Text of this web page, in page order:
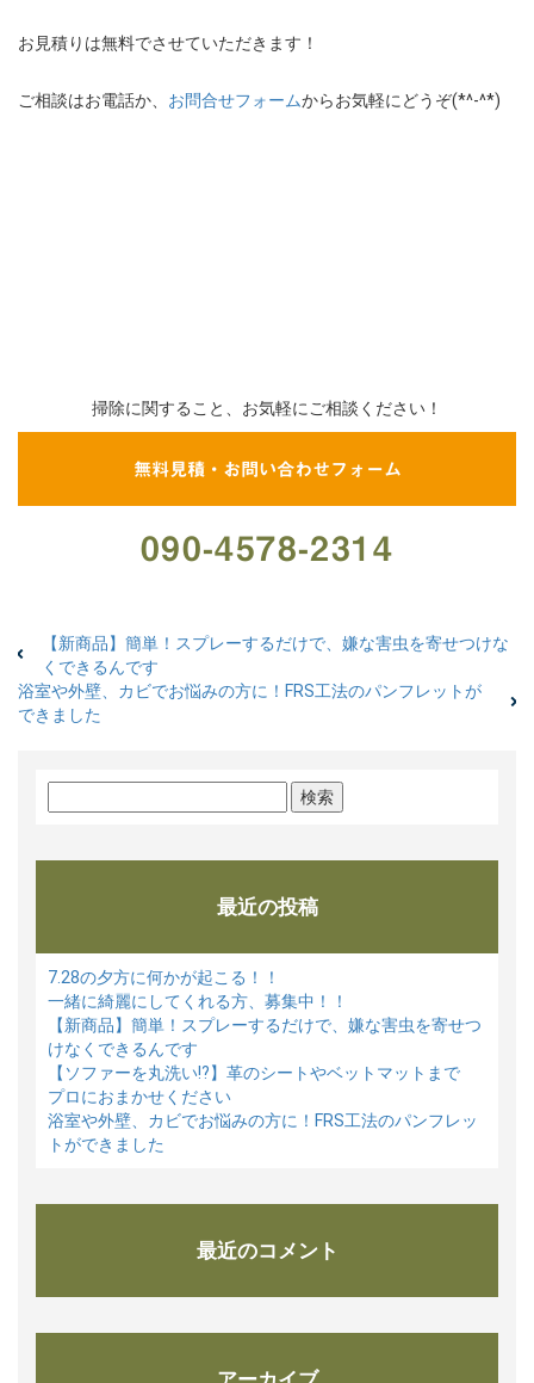
お見積りは無料でさせていただきます！
ご相談はお電話か、 お問合せフォームからお気軽にどうぞ(*^-^*)
掃除に関すること、お気軽にご相談ください！
無料見積・お問い合わせフォーム
090-4578-2314
【新商品】簡単！スプレーするだけで、嫌な害虫を寄せつけな
くできるんです
浴室や外壁、カビでお悩みの方に！FRS工法のパンフレットが
できました
索:
最近の投稿
7.28の夕方に何かが起こる！！
一緒に綺麗にしてくれる方、募集中！！
【新商品】簡単！スプレーするだけで、嫌な害虫を寄せつ
けなくできるんです
【ソファーを丸洗い⁉】革のシートやベットマットまで
プロにおまかせください
浴室や外壁、カビでお悩みの方に！FRS工法のパンフレッ
トができました
最近のコメント